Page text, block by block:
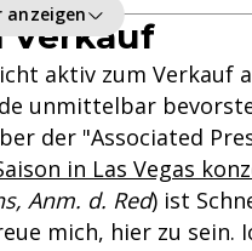
anzeigen
Verkauf
aktiv zum Verkauf
unmittelbar
der "Associated
in Las Vegas
Anm. d. Red) ist
mich, hier zu sein.